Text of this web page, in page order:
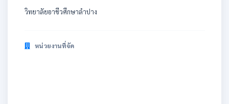
วิทยาลัยอาชีวศึกษาลำปาง
หน่วยงานที่จัด